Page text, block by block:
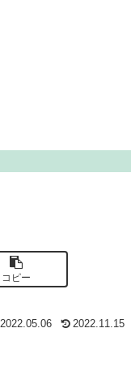
コピー
2022.05.06 2022.11.15